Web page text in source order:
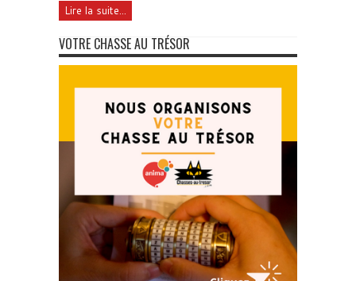
Lire la suite...
VOTRE CHASSE AU TRÉSOR